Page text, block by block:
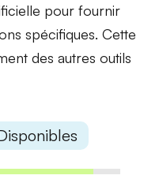
pour fournir
spécifiques. Cette
des autres outils